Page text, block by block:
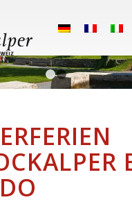
1